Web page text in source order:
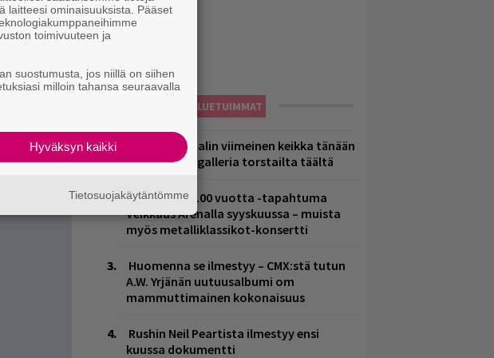
Wiren
heltyi
LUETUIMMAT
Eppu Normaalin viimeinen keikka tänään
– katso kuvagalleria torstailta täältä
Valtava Yle 100 vuotta -tapahtuma
Veikkaus Arenalla syyskuussa – muista
myös metalliklassikot-konsertti
Huomenna se ilmestyy – CMX:stä tutun
A.W. Yrjänän uutuusalbumi om
mammuttimainen kokonaisuus
Rushin Neil Peartista ilmestyy ensi
kuussa dokumentti
laitteesi ominaisuuksista. Pääset
toimivuuteen ja
suostumusta, jos niillä on siihen
milloin tahansa seuraavalla
Hyväksyn kaikki
Tietosuojakäytäntömme